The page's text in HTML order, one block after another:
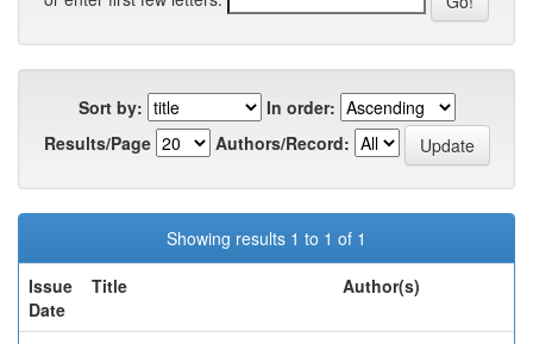
Sort by:
In order:
Results/Page
Authors/Record:
Showing results 1 to 1 of 1
Issue
Date
Title Author(s)